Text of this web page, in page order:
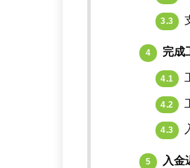
3.3
4 完成
4.1
4.2
4.3
5 入金